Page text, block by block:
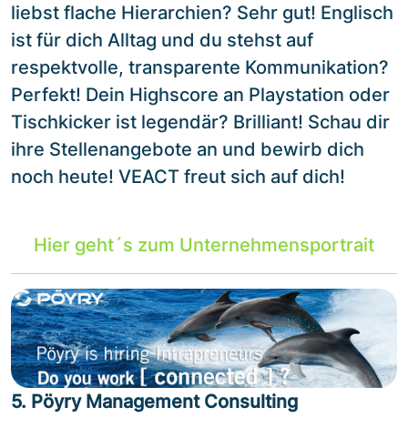
liebst flache Hierarchien? Sehr gut! Englisch
ist für dich Alltag und du stehst auf
respektvolle, transparente Kommunikation?
Perfekt! Dein Highscore an Playstation oder
Tischkicker ist legendär? Brilliant! Schau dir
ihre Stellenangebote an und bewirb dich
noch heute! VEACT freut sich auf dich!
Hier geht´s zum Unternehmensportrait
5. Pöyry Management Consulting